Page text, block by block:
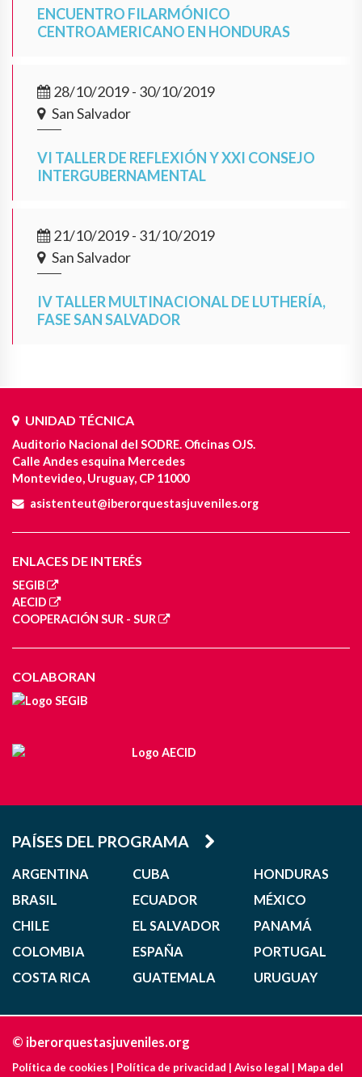
ENCUENTRO FILARMÓNICO
CENTROAMERICANO EN HONDURAS
28/10/2019 - 30/10/2019
San Salvador
VI TALLER DE REFLEXIÓN Y XXI CONSEJO
INTERGUBERNAMENTAL
21/10/2019 - 31/10/2019
San Salvador
IV TALLER MULTINACIONAL DE LUTHERÍA,
FASE SAN SALVADOR
UNIDAD TÉCNICA
Auditorio Nacional del SODRE. Oficinas OJS.
Calle Andes esquina Mercedes
Montevideo, Uruguay, CP 11000
asistenteut@iberorquestasjuveniles.org
ENLACES DE INTERÉS
SEGIB
AECID
COOPERACIÓN SUR - SUR
COLABORAN
PAÍSES DEL PROGRAMA
ARGENTINA
BRASIL
CHILE
COLOMBIA
COSTA RICA
CUBA
ECUADOR
EL SALVADOR
ESPAÑA
GUATEMALA
HONDURAS
MÉXICO
PANAMÁ
PORTUGAL
URUGUAY
© iberorquestasjuveniles.org
Política de cookies | Política de privacidad | Aviso legal | Mapa del